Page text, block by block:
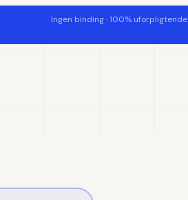
Ingen binding · 100% uforpligtende